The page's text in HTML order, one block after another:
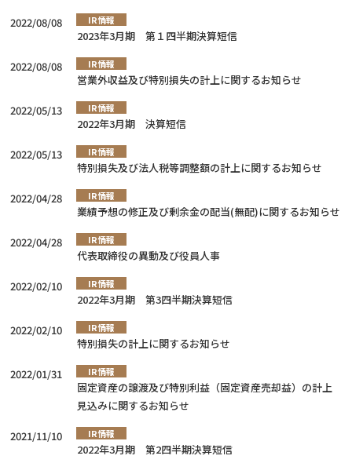
2022/08/08 IR情報
2023年3月期 第１四半期決算短信
2022/08/08 IR情報
営業外収益及び特別損失の計上に関するお知らせ
2022/05/13 IR情報
2022年3月期 決算短信
2022/05/13 IR情報
特別損失及び法人税等調整額の計上に関するお知らせ
2022/04/28 IR情報
業績予想の修正及び剰余金の配当(無配)に関するお知らせ
2022/04/28 IR情報
代表取締役の異動及び役員人事
2022/02/10 IR情報
2022年3月期 第3四半期決算短信
2022/02/10 IR情報
特別損失の計上に関するお知らせ
2022/01/31 IR情報
固定資産の譲渡及び特別利益（固定資産売却益）の計上
見込みに関するお知らせ
2021/11/10 IR情報
2022年3月期 第2四半期決算短信